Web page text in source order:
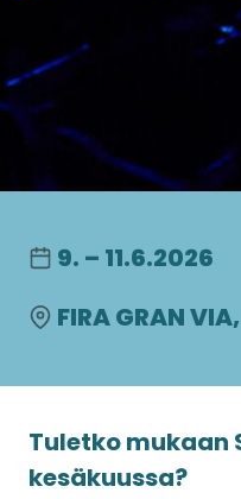
9. – 11.6.2026
FIRA GRAN
Tuletko mukaan
kesäkuussa?